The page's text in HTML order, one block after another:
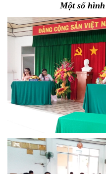
Một số